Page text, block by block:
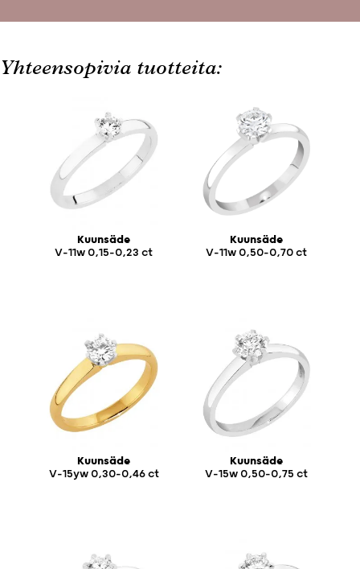
Yhteensopivia tuotteita:
Kuunsäde
V-11w 0,15-0,23 ct
Kuunsäde
V-11w 0,50-0,70 ct
Kuunsäde
V-15yw 0,30-0,46 ct
Kuunsäde
V-15w 0,50-0,75 ct